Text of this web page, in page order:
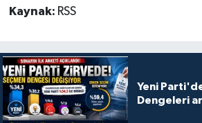
Kaynak: RSS
Yeni
Dengeleri